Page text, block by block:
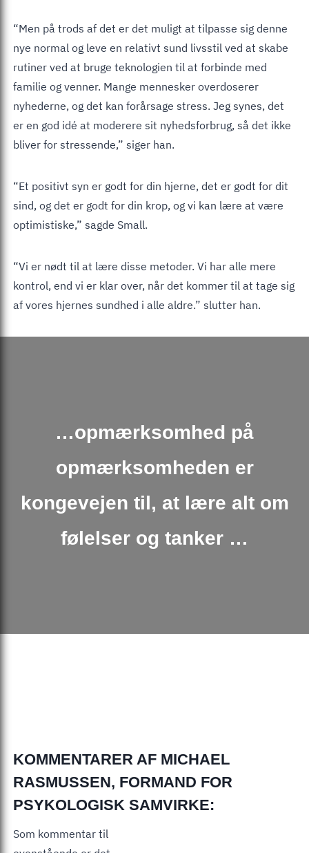
“Men på trods af det er det muligt at tilpasse sig denne
nye normal og leve en relativt sund livsstil ved at skabe
rutiner ved at bruge teknologien til at forbinde med
familie og venner. Mange mennesker overdoserer
nyhederne, og det kan forårsage stress. Jeg synes, det
er en god idé at moderere sit nyhedsforbrug, så det ikke
bliver for stressende,” siger han.
“Et positivt syn er godt for din hjerne, det er godt for dit
sind, og det er godt for din krop, og vi kan lære at være
optimistiske,” sagde Small.
“Vi er nødt til at lære disse metoder. Vi har alle mere
kontrol, end vi er klar over, når det kommer til at tage sig
af vores hjernes sundhed i alle aldre.” slutter han.
…opmærksomhed på
opmærksomheden er
kongevejen til, at lære alt om
følelser og tanker …
KOMMENTARER AF MICHAEL
RASMUSSEN, FORMAND FOR
PSYKOLOGISK SAMVIRKE:
Som kommentar til